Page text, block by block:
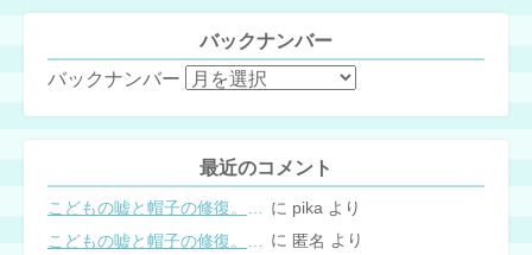
バックナンバー
バックナンバー
最近のコメント
こどもの嘘と帽子の修復。キャップのツバが破れた時の直し方 に pika より
に 匿名 より